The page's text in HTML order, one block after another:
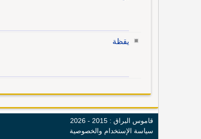
يقظة
قاموس البراق : 2015 - 2026
سياسة الإستخدام والخصوصية